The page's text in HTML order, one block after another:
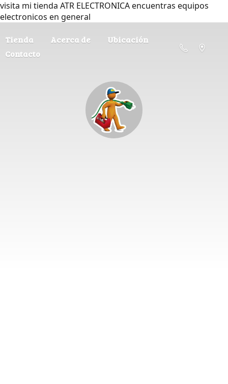
visita mi tienda ATR ELECTRONICA encuentras equipos
electronicos en general
Tienda Acerca de
Ubicación
Contacto